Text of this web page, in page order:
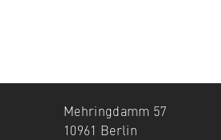
Mehringdamm 57
10961 Berlin